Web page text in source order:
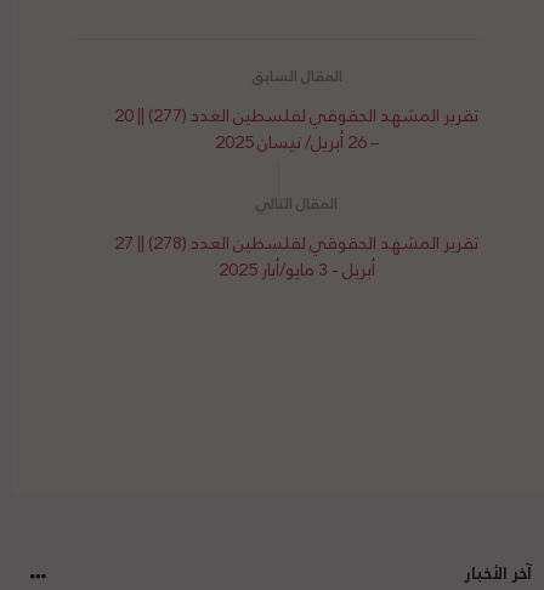
تقرير المشهد الحقوقي لفلسطين العدد (277) || 20
– 26 أبريل/ نيسان 2025
تقرير المشهد الحقوقي لفلسطين العدد (278) || 27
أبريل - 3 مايو/أيار 2025
آخر الأخبار